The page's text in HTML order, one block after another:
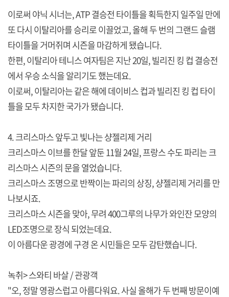
이로써 야닉 시너는, ATP 결승전 타이틀을 획득한지 일주일 만에
또 다시 이탈리아를 승리로 이끌었고, 올해 두 번의 그랜드 슬램
타이틀을 거머쥐며 시즌을 마감하게 됐습니다.
한편, 이탈리아 테니스 여자팀은 지난 20일, 빌리진 킹 컵 결승전
에서 우승 소식을 알리기도 했는데요.
이로써, 이탈리아는 같은 해에 데이비스 컵과 빌리진 킹 컵 타이
틀을 모두 차지한 국가가 됐습니다.
4. 크리스마스 앞두고 빛나는 샹젤리제 거리
크리스마스 이브를 한달 앞둔 11월 24일, 프랑스 수도 파리는 크
리스마스 시즌의 문을 열었습니다.
크리스마스 조명으로 반짝이는 파리의 상징, 샹젤리제 거리를 만
나보시죠.
크리스마스 시즌을 맞아, 무려 400그루의 나무가 와인잔 모양의
LED조명으로 장식 되었는데요.
이 아름다운 광경에 구경 온 시민들은 모두 감탄했습니다.
녹취> 스와티 바살 / 관광객
"오, 정말 영광스럽고 아름다워요. 사실 올해가 두 번째 방문이예